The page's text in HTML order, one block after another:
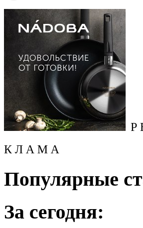
Р
К Л А М А
Популярные
За сегодня: